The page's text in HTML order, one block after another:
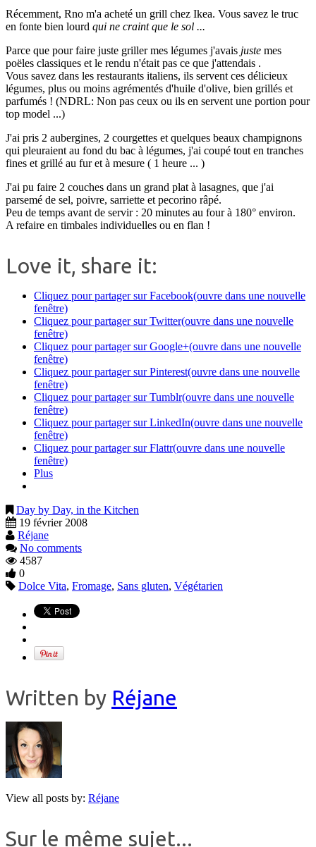
Récemment, Rno m'a acheté un grill chez Ikea. Vous savez le truc
en fonte bien lourd qui ne craint que le sol ...
Parce que pour faire juste griller mes légumes j'avais juste mes
poëles classiques et le rendu n'était pas ce que j'attendais .
Vous savez dans les restaurants italiens, ils servent ces délicieux
légumes, plus ou moins agrémentés d'huile d'olive, bien grillés et
parfumés ! (NDRL: Non pas ceux ou ils en servent une portion pour
top model ...)
J'ai pris 2 aubergines, 2 courgettes et quelques beaux champignons
qui pleuraient au fond du bac à légumes, j'ai coupé tout en tranches
fines et grillé au fur et à mesure ( 1 heure ... )
J'ai pu faire 2 couches dans un grand plat à lasagnes, que j'ai
parsemé de sel, poivre, sarriette et pecorino râpé.
Peu de temps avant de servir : 20 minutes au four à 180° environ.
A refaire en timbales individuelles ou en flan !
Love it, share it:
Cliquez pour partager sur Facebook(ouvre dans une nouvelle
fenêtre)
Cliquez pour partager sur Twitter(ouvre dans une nouvelle
fenêtre)
Cliquez pour partager sur Google+(ouvre dans une nouvelle
fenêtre)
Cliquez pour partager sur Pinterest(ouvre dans une nouvelle
fenêtre)
Cliquez pour partager sur Tumblr(ouvre dans une nouvelle
fenêtre)
Cliquez pour partager sur LinkedIn(ouvre dans une nouvelle
fenêtre)
Cliquez pour partager sur Flattr(ouvre dans une nouvelle
fenêtre)
Plus
Day by Day, in the Kitchen
19 février 2008
Réjane
No comments
4587
0
Dolce Vita, Fromage, Sans gluten, Végétarien
Written by Réjane
View all posts by: Réjane
Sur le même sujet...